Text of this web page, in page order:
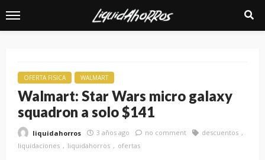
OFERTA FISICA WALMART
Walmart: Star Wars micro galaxy
squadron a solo $141
liquidahorros 3 años ago no comment
descuentos
liquidaciones
liquidahorros ofertas